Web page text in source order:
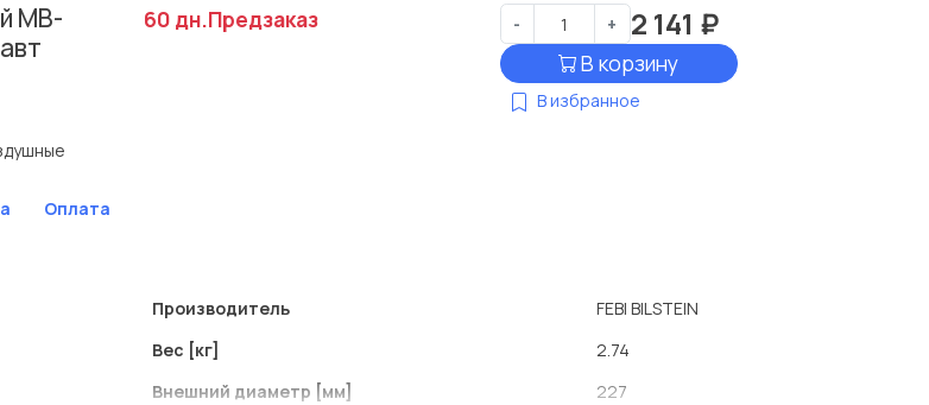
МВ-
60 дн.Предзаказ - + 2 141 ₽
В корзину
В избранное
Оплата
Производитель
FEBI BILSTEIN
Вес [кг]
2.74
Внешний диаметр [мм]
227